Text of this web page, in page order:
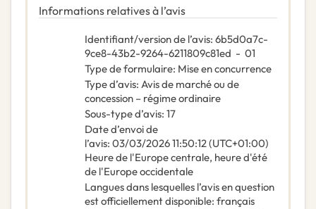
Informations relatives à l’avis
Identifiant/version de l’avis: 6b5d0a7c-
9ce8-43b2-9264-6211809c81ed - 01
Type de formulaire: Mise en concurrence
Type d’avis: Avis de marché ou de
concession – régime ordinaire
Sous-type d’avis: 17
Date d’envoi de
l’avis: 03/03/202611:50:12 (UTC+01:00)
Heure de l'Europe centrale, heure d'été
de l'Europe occidentale
Langues dans lesquelles l’avis en question
est officiellement disponible: français